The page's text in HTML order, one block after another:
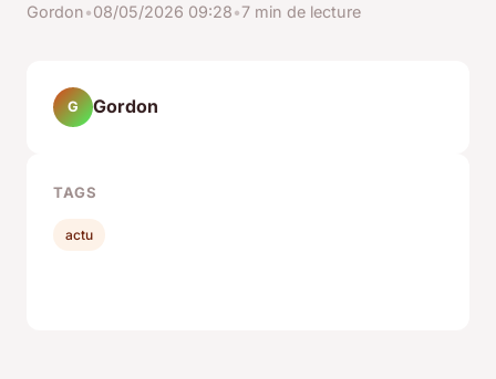
Gordon•08/05/2026 09:28•7 min de lecture
G Gordon
TAGS
actu